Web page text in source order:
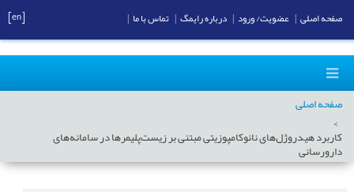
صفحه اصلی
کاربرد هيدروژل‌های نانوکامپوزیتی مبتنی بر‌ زیست‌پلیمرها در سامانه‌های
دارورسانی
صفحه اصلی عضویت/ ورود درباره رایمگ تماس با ما